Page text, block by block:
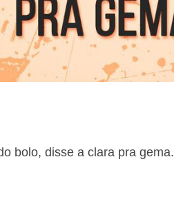
bolo, disse a clara pra gema.